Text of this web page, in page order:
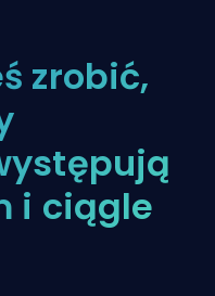
zrobić,
i ciągle